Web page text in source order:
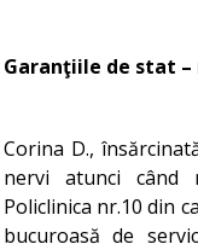
Garanţiile de stat
Corina D.,
nervi atunci când
Policlinica nr.10 din
bucuroasă de